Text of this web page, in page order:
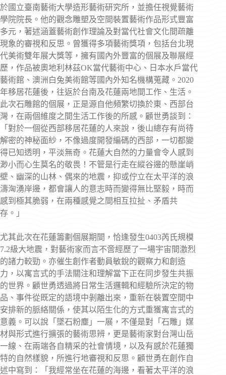
於國立臺南藝術大學造形藝術研究所，並擔任視覺藝術
學院院長。他的觀念雕塑及空間裝置藝術作品形式豐富
多元，著述涵蓋藝術創作理論及對當代社會文化間疏離
現象的審視和反思。曾獲得多項藝術獎項，包括台北現
代美術雙年展大獎等，擁有國內外豐富的個展及聯展經
歷，作品被奧地利林茲OK當代藝術中心、日本水戶當代
藝術館、澳洲白兔美術館等國內外知名機構蒐藏。2020
年移居花蓮後，往返於台南及花蓮兩地間工作、生活。
此次石雕館的個展，正是源自他頻繁切換於東、西部台
灣，在兩個維度之間生活工作後的所感。顧世勇談到：
「對於一個從西部移居花蓮的人來說，後山總存有尚待
解密的神秘面紗，不像過度開發編碼的西部，一切都變
得已知透明，平淡無奇。花蓮大自然的力量會令人感到
渺小而心生莫名的敬畏！不管是行走在縱谷邊的懸崖峭
壁、幽深的山林、偶來的地震，抑或佇立在太平洋的浪
濤洶湧岸邊，都會讓人的意志時而變得無比堅毅，時而
感到極其脆弱，在兩種感覺之間相互拉扯、矛盾共
存。」
尤其此次在花蓮籌劃個展期間，恰逢發生0403芮氏規模
7.2級大地震，對藝術家而言不啻經歷了一場宇宙間激烈
的諸力較勁。亦催生創作者動員敏銳的觀察力和創造
力，以寓言式的手法關注和理解當下正在同步發生共振
的世界。顧世勇透過將日常生活邏輯和經驗所決定的物
品、事件從既定的語境中剝離出來，重新在裝置空間中
安排新的脈絡關係，使其以陌生化的方式重獲寓言式的
意義。可以說「墜石粉塵」一展，不僅是對「石雕」媒
材與形式進行擴張的藝術思辨，更是藝術家對台灣山岳
一線、在兩端各自精采的社會情境，以及有感於花蓮獨
特的自然樣貌，所進行地審視和反思。顧世勇在創作自
述中寫到：「我經常坐在花蓮的海邊，看著太平洋的浪